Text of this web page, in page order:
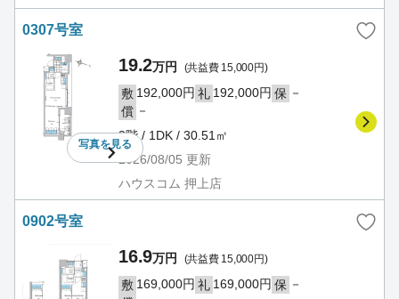
0307号室
写真を見る
19.2万円 (共益費 15,000円)
敷 192,000円 礼 192,000円 保 －
償 －
3階 / 1DK / 30.51㎡
2026/08/05 更新
ハウスコム 押上店
0902号室
16.9万円 (共益費 15,000円)
敷 169,000円 礼 169,000円 保 －